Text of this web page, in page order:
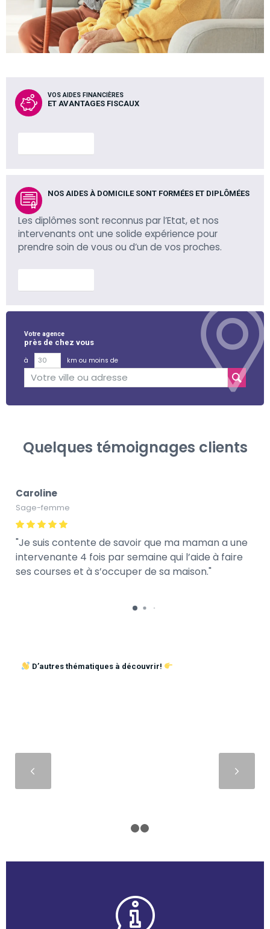
VOS AIDES FINANCIÈRES
ET AVANTAGES FISCAUX
NOS AIDES À DOMICILE SONT FORMÉES ET DIPLÔMÉES
Les diplômes sont reconnus par l’Etat, et nos
intervenants ont une solide expérience pour
prendre soin de vous ou d’un de vos proches.
Votre agence
près de chez vous
à
km ou moins de
Quelques témoignages clients
Caroline
Sage-femme
Je suis contente de savoir que ma maman a une
intervenante 4 fois par semaine qui l’aide à faire
ses courses et à s’occuper de sa maison.
D’autres thématiques à découvrir!